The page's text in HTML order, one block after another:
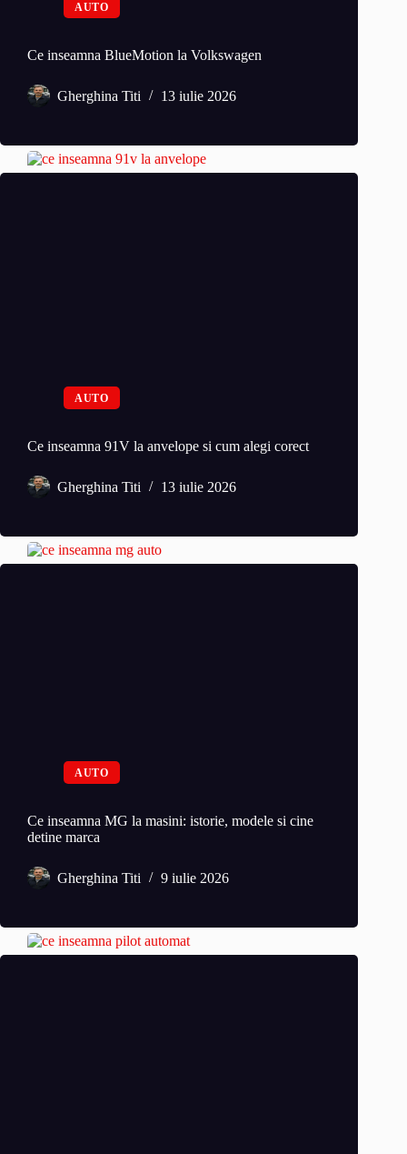
AUTO
Ce inseamna BlueMotion la Volkswagen
Gherghina Titi 13 iulie 2026
AUTO
Ce inseamna 91V la anvelope si cum alegi corect
Gherghina Titi 13 iulie 2026
AUTO
Ce inseamna MG la masini: istorie, modele si cine
detine marca
Gherghina Titi 9 iulie 2026